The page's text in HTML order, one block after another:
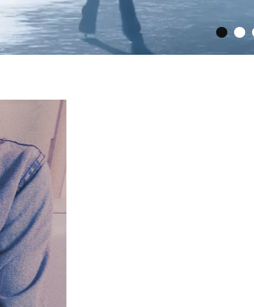
••